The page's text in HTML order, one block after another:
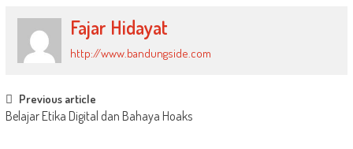
Fajar Hidayat
http://www.bandungside.com
Post
navigation
Previous article
Belajar Etika Digital dan Bahaya Hoaks